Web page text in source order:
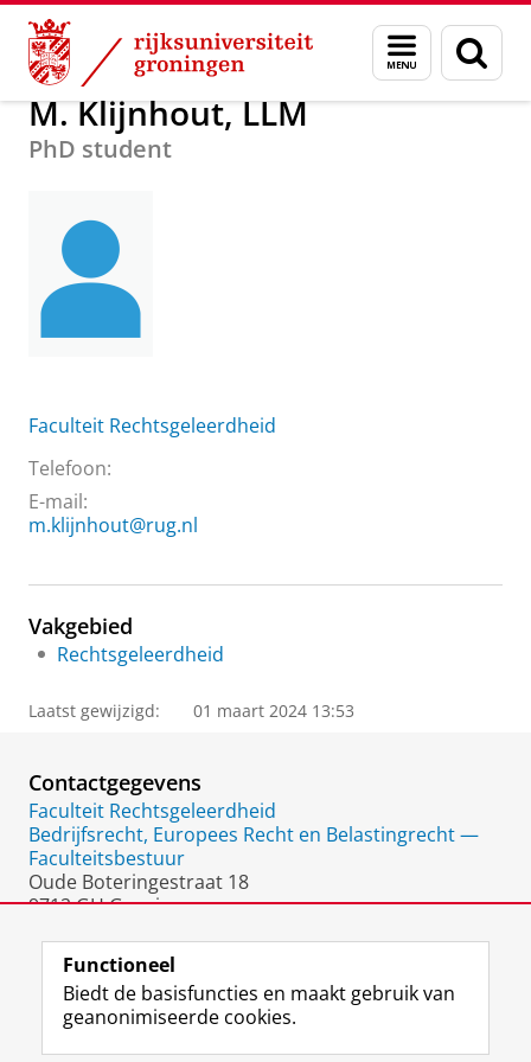
Skip
Content
Skip
Navigation
Menu
en
zoeken
Over ons M. Klijnhout, LLM
M. Klijnhout, LLM
PhD student
Faculteit Rechtsgeleerdheid
Telefoon:
E-mail:
m.klijnhout@rug.nl
Vakgebied
Rechtsgeleerdheid
Laatst gewijzigd: 01 maart 2024 13:53
Contactgegevens
Faculteit Rechtsgeleerdheid
Bedrijfsrecht, Europees Recht en Belastingrecht —
Faculteitsbestuur
Oude Boteringestraat 18
9712 GH Groningen
Functioneel
Biedt de basisfuncties en maakt gebruik van
geanonimiseerde cookies.